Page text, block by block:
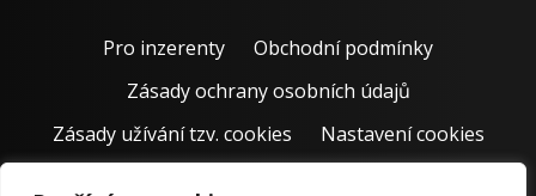
Pro inzerenty
Obchodní podmínky
Zásady ochrany osobních údajů
Zásady užívání tzv. cookies
Nastavení cookies